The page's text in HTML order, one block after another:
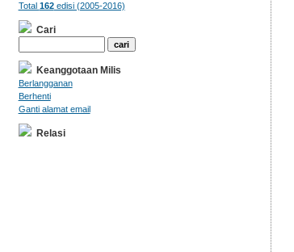
Total 162edisi (2005-2016)
Cari
Keanggotaan Milis
Berlangganan
Berhenti
Ganti alamat email
Relasi